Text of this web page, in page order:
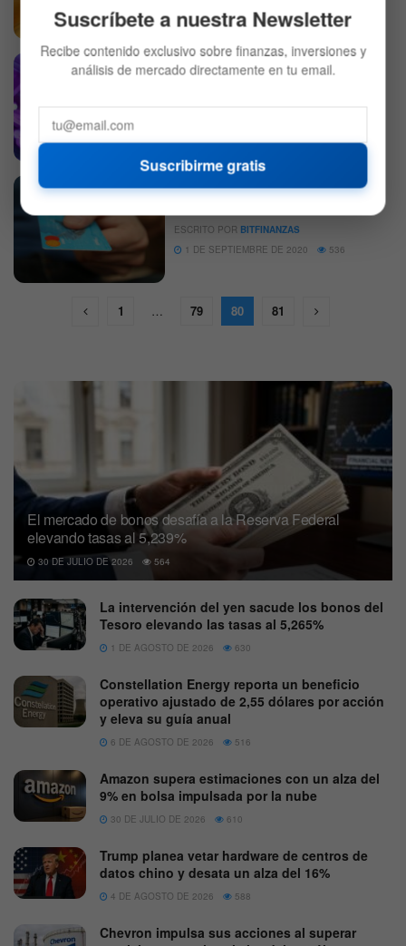
EMURGO anuncia nuevo
desarrollo «ORACLE CORE»
para la era Goguen de Cardano
1 DE SEPTIEMBRE DE 2020
537
ALTCOINS
Bitcoin Cash y Litecoin se unen
ESCRITO POR BITFINANZAS
1 DE SEPTIEMBRE DE 2020
536
1 … 79 80 81
El mercado de bonos desafía a la Reserva Federal
elevando tasas al 5,239%
30 DE JULIO DE 2026 564
La intervención del yen sacude los bonos del
Tesoro elevando las tasas al 5,265%
1 DE AGOSTO DE 2026 630
Constellation Energy reporta un beneficio
operativo ajustado de 2,55 dólares por acción
y eleva su guía anual
6 DE AGOSTO DE 2026 516
Amazon supera estimaciones con un alza del
9% en bolsa impulsada por la nube
30 DE JULIO DE 2026 610
Trump planea vetar hardware de centros de
datos chino y desata un alza del 16%
4 DE AGOSTO DE 2026 588
Chevron impulsa sus acciones al superar
Suscríbete a nuestra Newsletter
Recibe contenido exclusivo sobre finanzas, inversiones y
análisis de mercado directamente en tu email.
Suscribirme gratis